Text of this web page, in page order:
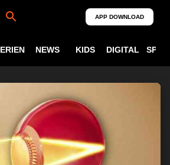
APP DOWNLOAD
NEWS KIDS DIGITAL